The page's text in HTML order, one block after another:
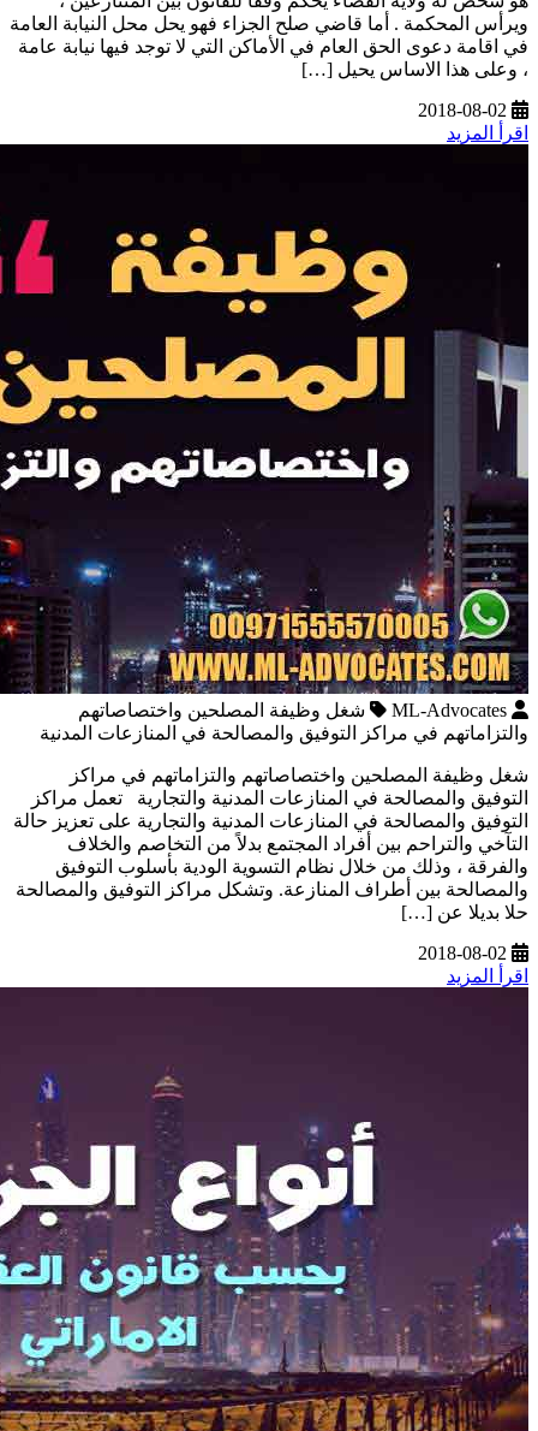
ويرأس المحكمة . أما قاضي صلح الجزاء فهو يحل محل النيابة العامة
في اقامة دعوى الحق العام في الأماكن التي لا توجد فيها نيابة عامة
، وعلى هذا الاساس يحيل […]
2018-08-02
اقرأ المزيد
ML-Advocates
شغل وظيفة المصلحين واختصاصاتهم
والتزاماتهم في مراكز التوفيق والمصالحة في المنازعات المدنية
شغل وظيفة المصلحين واختصاصاتهم والتزاماتهم في مراكز
التوفيق والمصالحة في المنازعات المدنية والتجارية تعمل مراكز
التوفيق والمصالحة في المنازعات المدنية والتجارية على تعزيز حالة
التآخي والتراحم بين أفراد المجتمع بدلاً من التخاصم والخلاف
والفرقة ، وذلك من خلال نظام التسوية الودية بأسلوب التوفيق
والمصالحة بين أطراف المنازعة. وتشكل مراكز التوفيق والمصالحة
حلا بديلا عن […]
2018-08-02
اقرأ المزيد